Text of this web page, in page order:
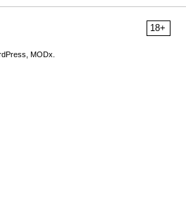
18+
MODx.